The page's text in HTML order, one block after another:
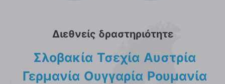
Διεθνείς δραστηριότητε
Σλοβακία Τσεχία Αυστρία
Γερμανία Ουγγαρία Ρουμανία